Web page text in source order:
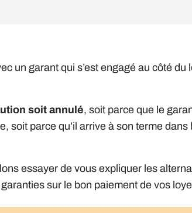
un garant qui s’est engagé au côté du
soit annulé, soit parce que le
soit parce qu’il arrive à son terme dans
essayer de vous expliquer les
sur le bon paiement de vos